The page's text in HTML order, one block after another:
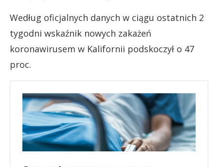
Według oficjalnych danych w ciągu ostatnich 2
tygodni wskaźnik nowych zakażeń
koronawirusem w Kalifornii podskoczył o 47
proc.